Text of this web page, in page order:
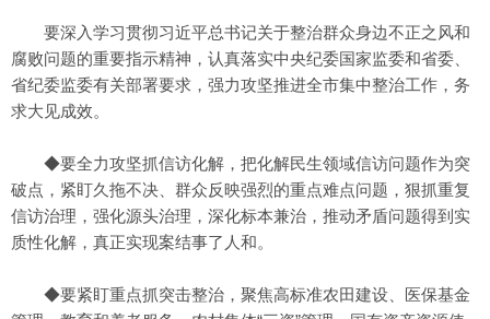
要深入学习贯彻习近平总书记关于整治群众身边不正之风和
腐败问题的重要指示精神，认真落实中央纪委国家监委和省委、
省纪委监委有关部署要求，强力攻坚推进全市集中整治工作，务
求大见成效。
◆要全力攻坚抓信访化解，把化解民生领域信访问题作为突
破点，紧盯久拖不决、群众反映强烈的重点难点问题，狠抓重复
信访治理，强化源头治理，深化标本兼治，推动矛盾问题得到实
质性化解，真正实现案结事了人和。
◆要紧盯重点抓突击整治，聚焦高标准农田建设、医保基金